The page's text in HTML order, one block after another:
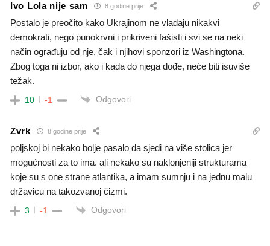
Ivo Lola nije sam 8 godine prije
Postalo je preočito kako Ukrajinom ne vladaju nikakvi
demokrati, nego punokrvni i prikriveni fašisti i svi se na neki
način ograđuju od nje, čak i njihovi sponzori iz Washingtona.
Zbog toga ni izbor, ako i kada do njega dođe, neće biti isuviše
težak.
10 -1 Odgovori
Zvrk 8 godine prije
poljskoj bi nekako bolje pasalo da sjedi na više stolica jer
mogućnosti za to ima. ali nekako su naklonjeniji strukturama
koje su s one strane atlantika, a imam sumnju i na jednu malu
državicu na takozvanoj čizmi.
3 -1 Odgovori